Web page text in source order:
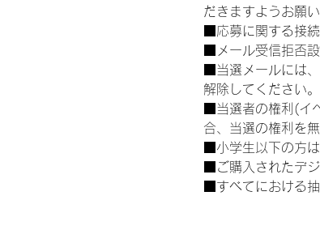
だきますようお願い
■応募に関する接
■メール受信拒否
■当選メールには
解除してください。
■当選者の権利(イ
合、当選の権利を
■小学生以下の方
■ご購入されたデ
■すべてにおける